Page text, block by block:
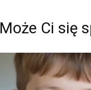
Może Ci się